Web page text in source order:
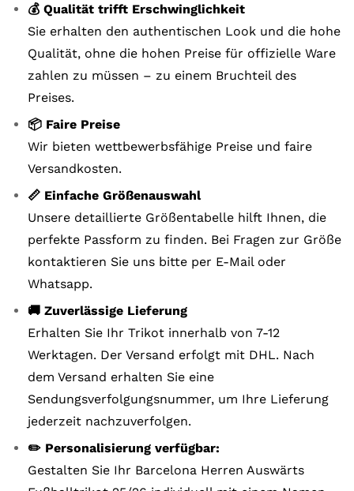
💰 Qualität trifft Erschwinglichkeit
Sie erhalten den authentischen Look und die hohe
Qualität, ohne die hohen Preise für offizielle Ware
zahlen zu müssen – zu einem Bruchteil des
Preises.
📦 Faire Preise
Wir bieten wettbewerbsfähige Preise und faire
Versandkosten.
📏 Einfache Größenauswahl
Unsere detaillierte Größentabelle hilft Ihnen, die
perfekte Passform zu finden. Bei Fragen zur Größe
kontaktieren Sie uns bitte per E-Mail oder
Whatsapp.
🚚 Zuverlässige Lieferung
Erhalten Sie Ihr Trikot innerhalb von 7-12
Werktagen. Der Versand erfolgt mit DHL. Nach
dem Versand erhalten Sie eine
Sendungsverfolgungsnummer, um Ihre Lieferung
jederzeit nachzuverfolgen.
✏️ Personalisierung verfügbar:
Gestalten Sie Ihr Barcelona Herren Auswärts